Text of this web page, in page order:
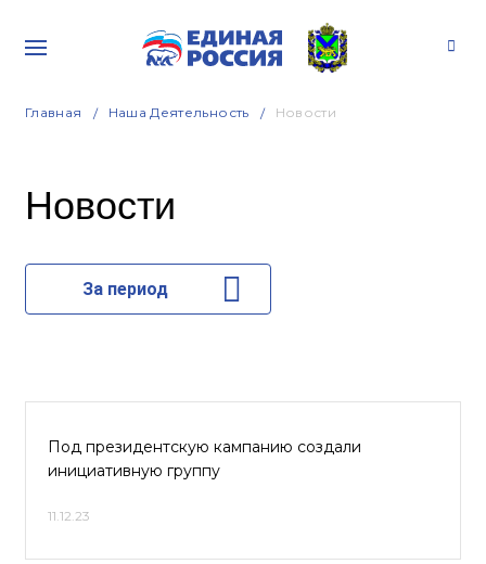
Главная Наша Деятельность Новости
Новости
За период
Под президентскую кампанию создали
инициативную группу
11.12.23